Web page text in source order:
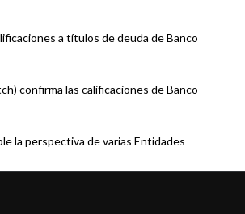
a títulos de deuda de Banco
confirma las calificaciones de Banco
la perspectiva de varias Entidades